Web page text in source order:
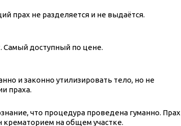
прах не разделяется и не выдаётся.
Самый доступный по цене.
и законно утилизировать тело, но не
праха.
что процедура проведена гуманно. Прах
на общем участке.